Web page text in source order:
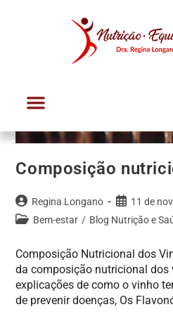
Composição
Regina Longano
11 de
Bem-estar / Blog Nutrição e
Composição Nutricional dos
da composição nutricional dos
explicações de como o vinho
de prevenir doenças, Os